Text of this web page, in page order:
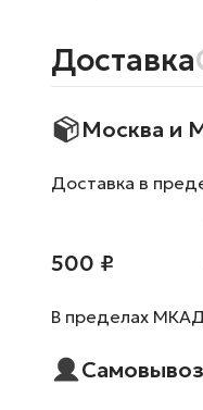
Доставка
Москва и
Доставка в
500 ₽
В пределах
Самовывоз